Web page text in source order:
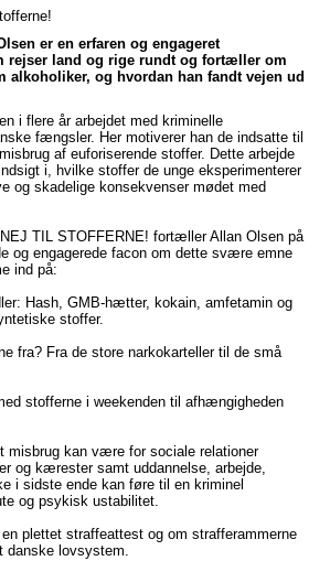
er en erfaren og engageret
rejser land og rige rundt og fortæller om
alkoholiker, og hvordan han fandt vejen ud
i flere år arbejdet med kriminelle
fængsler. Her motiverer han de indsatte til
af euforiserende stoffer. Dette arbejde
i, hvilke stoffer de unge eksperimenterer
og skadelige konsekvenser mødet med
NEJ TIL STOFFERNE! fortæller Allan Olsen på
og engagerede facon om dette svære emne
ind på:
Hash, GMB-hætter, kokain, amfetamin og
stoffer.
fra? Fra de store narkokarteller til de små
stofferne i weekenden til afhængigheden
misbrug kan være for sociale relationer
og kærester samt uddannelse, arbejde,
i sidste ende kan føre til en kriminel
og psykisk ustabilitet.
plettet straffeattest og om strafferammerne
danske lovsystem.